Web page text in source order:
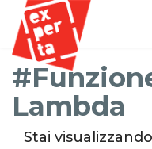
Lambda
Stai